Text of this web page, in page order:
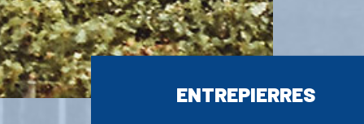
ENTREPIERRES